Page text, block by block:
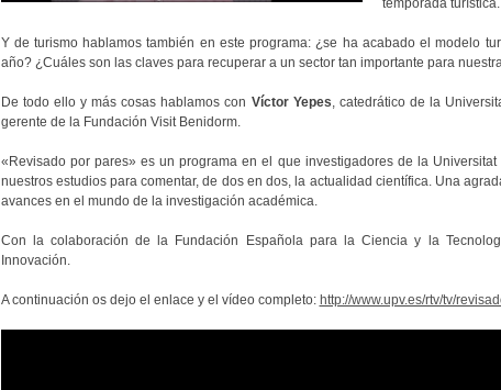
temporada turística.
Y de turismo hablamos también en este programa: ¿se ha acabado el modelo
año? ¿Cuáles son las claves para recuperar a un sector tan importante para
De todo ello y más cosas hablamos con Víctor Yepes, catedrático de la
gerente de la Fundación Visit Benidorm.
«Revisado por pares» es un programa en el que investigadores de la
nuestros estudios para comentar, de dos en dos, la actualidad científica. Una
avances en el mundo de la investigación académica.
Con la colaboración de la Fundación Española para la Ciencia y la
Innovación.
A continuación os dejo el enlace y el vídeo completo: http://www.upv.es/rtv/tv/